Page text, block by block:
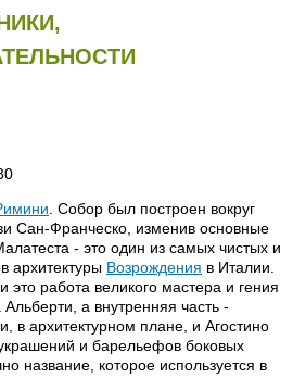
. Собор был построен вокруг
Сан-Франческо, изменив основные
- это один из самых чистых и
архитектуры Возрождения в Италии.
это работа великого мастера и гения
а внутренняя часть -
в архитектурном плане, и Агостино
и барельефов боковых
название, которое используется в